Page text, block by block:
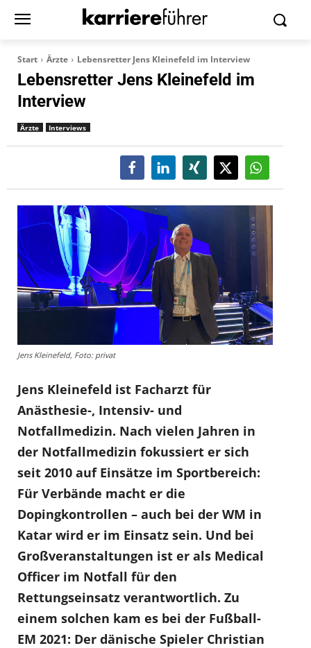
Start Ärzte Lebensretter Jens Kleinefeld im Interview
Lebensretter Jens Kleinefeld im
Interview
Ärzte Interviews
Jens Kleinefeld, Foto: privat
Jens Kleinefeld ist Facharzt für
Anästhesie-, Intensiv- und
Notfallmedizin. Nach vielen Jahren in
der Notfallmedizin fokussiert er sich
seit 2010 auf Einsätze im Sportbereich:
Für Verbände macht er die
Dopingkontrollen – auch bei der WM in
Katar wird er im Einsatz sein. Und bei
Großveranstaltungen ist er als Medical
Officer im Notfall für den
Rettungseinsatz verantwortlich. Zu
einem solchen kam es bei der Fußball-
EM 2021: Der dänische Spieler Christian